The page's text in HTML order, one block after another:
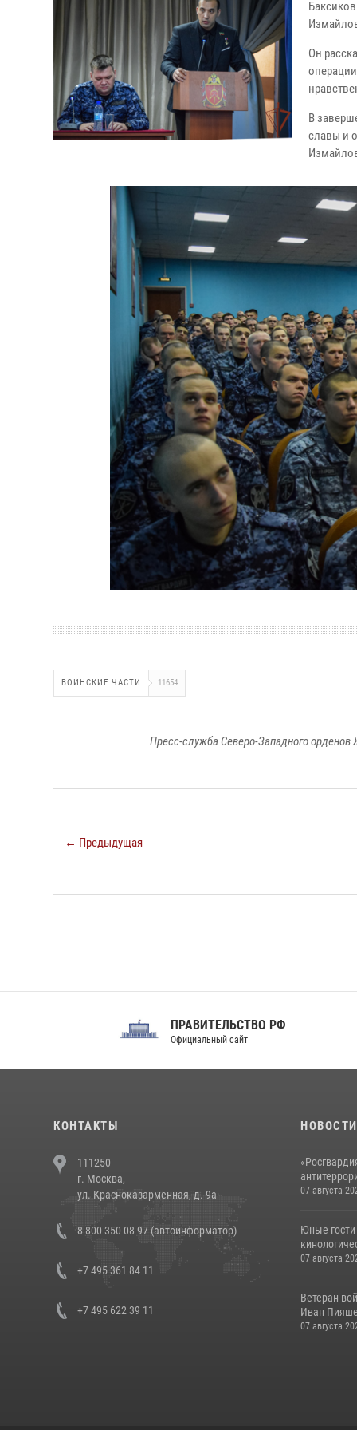
Он
В
славы и
ВОИНСКИЕ ЧАСТИ 11654
Пресс-служба Северо-Западного орденов
← Предыдущая
ПРАВИТЕЛЬСТВО РФ
Официальный сайт
КОНТАКТЫ
111250
г. Москва,
ул. Красноказарменная, д. 9а
8 800 350 08 97 (автоинформатор)
+7 495 361 84 11
+7 495 622 39 11
НОВОСТИ
07 августа
Юные гости
07 августа
Ветеран
Иван
07 августа